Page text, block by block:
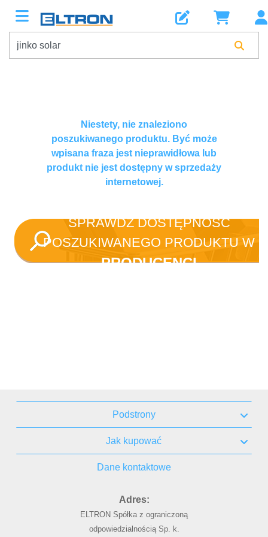
Niestety, nie znaleziono
poszukiwanego produktu. Być może
wpisana fraza jest nieprawidłowa lub
produkt nie jest dostępny w sprzedaży
internetowej.
SPRAWDŹ DOSTĘPNOŚĆ
POSZUKIWANEGO PRODUKTU W
PRODUCENCI
Podstrony
Jak kupować
Dane kontaktowe
Adres:
ELTRON Spółka z ograniczoną
odpowiedzialnością Sp. k.